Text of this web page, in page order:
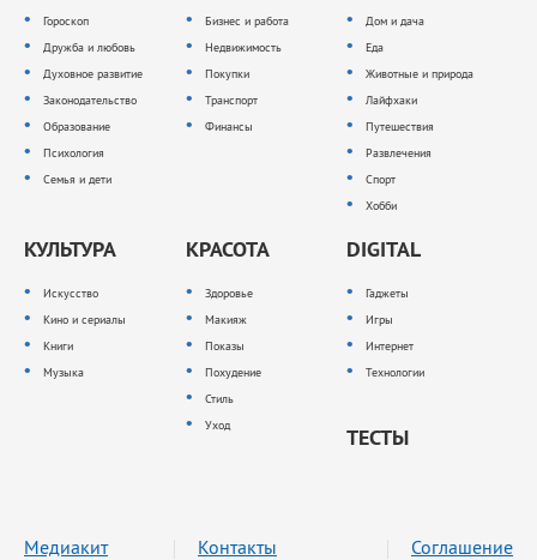
Гороскоп
Дружба и любовь
Духовное развитие
Законодательство
Образование
Психология
Семья и дети
Бизнес и работа
Недвижимость
Покупки
Транспорт
Финансы
Дом и дача
Еда
Животные и природа
Лайфхаки
Путешествия
Развлечения
Спорт
Хобби
КУЛЬТУРА
Искусство
Кино и сериалы
Книги
Музыка
КРАСОТА
Здоровье
Макияж
Показы
Похудение
Стиль
Уход
DIGITAL
Гаджеты
Игры
Интернет
Технологии
ТЕСТЫ
Медиакит Контакты Соглашение